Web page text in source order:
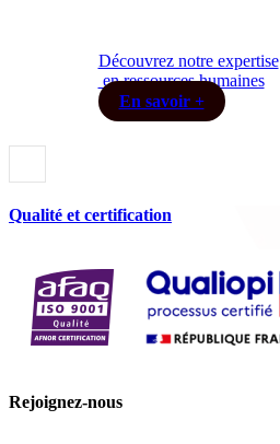
Découvrez notre expertise
en ressources humaines
En savoir +
Qualité et certification
Rejoignez-nous